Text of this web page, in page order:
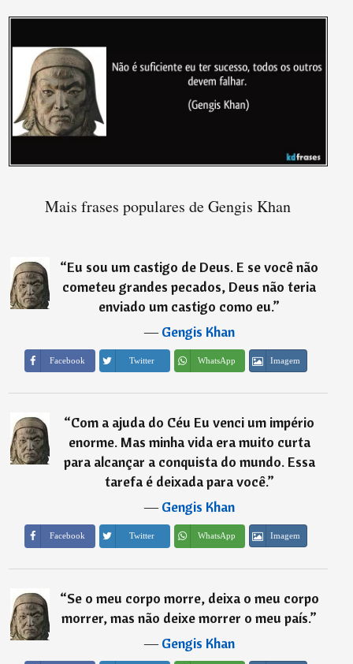
Mais frases populares de Gengis Khan
“Eu sou um castigo de Deus. E se você não
cometeu grandes pecados, Deus não teria
enviado um castigo como eu.”
―Gengis Khan
Facebook Twitter WhatsApp Imagem
“Com a ajuda do Céu Eu venci um império
enorme. Mas minha vida era muito curta
para alcançar a conquista do mundo. Essa
tarefa é deixada para você.”
―Gengis Khan
Facebook Twitter WhatsApp Imagem
“Se o meu corpo morre, deixa o meu corpo
morrer, mas não deixe morrer o meu país.”
―Gengis Khan